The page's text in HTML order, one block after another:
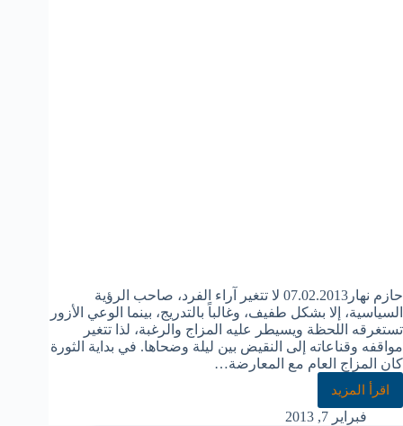
حازم نهار07.02.2013 لا تتغير آراء الفرد، صاحب الرؤية
السياسية، إلا بشكل طفيف، وغالباً بالتدريج، بينما الوعي الأزور
تستغرقه اللحظة ويسيطر عليه المزاج والرغبة، لذا تتغير
مواقفه وقناعاته إلى النقيض بين ليلة وضحاها. في بداية الثورة
كان المزاج العام مع المعارضة…
اقرأ المزيد
فبراير 7, 2013